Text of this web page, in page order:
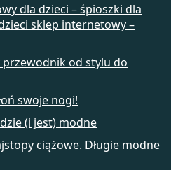
dla dzieci – śpioszki dla
sklep internetowy –
od stylu do
swoje nogi!
(i jest) modne
ciążowe. Długie modne